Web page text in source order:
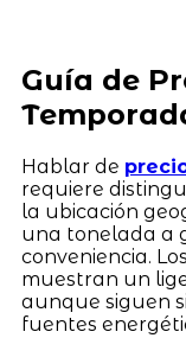
Guía de
Hablar de
requiere
la ubicación
una tonelada a
conveniencia.
muestran un
aunque siguen
fuentes